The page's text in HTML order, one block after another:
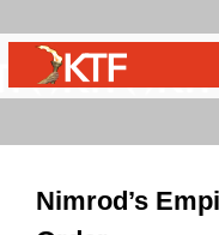
Nimrod’s